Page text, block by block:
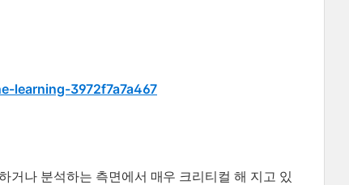
learning-3972f7a7a467
거나 분석하는 측면에서 매우 크리티컬 해 지고 있